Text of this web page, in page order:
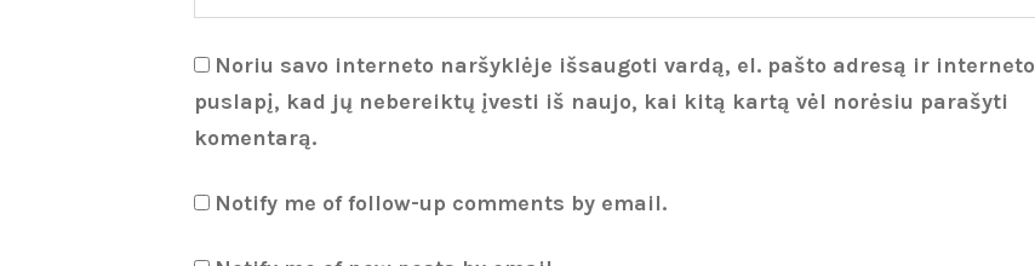
Noriu savo interneto naršyklėje išsaugoti vardą, el. pašto adresą ir interneto
puslapį, kad jų nebereiktų įvesti iš naujo, kai kitą kartą vėl norėsiu parašyti
komentarą.
Notify me of follow-up comments by email.